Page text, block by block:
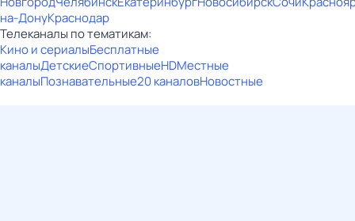
на-ДонуКраснодар
Телеканалы по тематикам:
Кино и сериалыБесплатные
каналыДетскиеСпортивныеHDМестные
каналыПознавательные20 каналовНовостные